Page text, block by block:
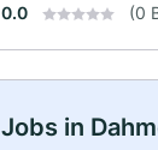
0.0 (0
Jobs in